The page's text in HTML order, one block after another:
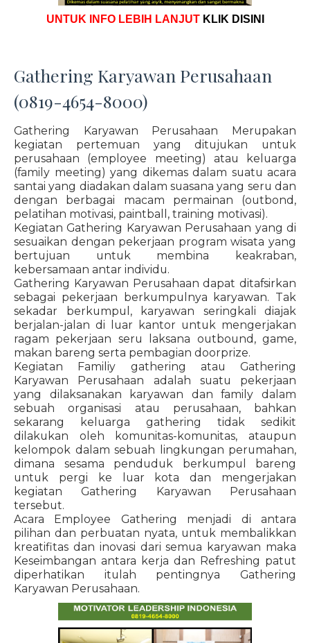
UNTUK INFO LEBIH LANJUT KLIK DISINI
Gathering Karyawan Perusahaan
(0819-4654-8000)
Gathering Karyawan Perusahaan Merupakan
kegiatan pertemuan yang ditujukan untuk
perusahaan (employee meeting) atau keluarga
(family meeting) yang dikemas dalam suatu acara
santai yang diadakan dalam suasana yang seru dan
dengan berbagai macam permainan (outbond,
pelatihan motivasi, paintball, training motivasi).
Kegiatan Gathering Karyawan Perusahaan yang di
sesuaikan dengan pekerjaan program wisata yang
bertujuan untuk membina keakraban,
kebersamaan antar individu.
Gathering Karyawan Perusahaan dapat ditafsirkan
sebagai pekerjaan berkumpulnya karyawan. Tak
sekadar berkumpul, karyawan seringkali diajak
berjalan-jalan di luar kantor untuk mengerjakan
ragam pekerjaan seru laksana outbound, game,
makan bareng serta pembagian doorprize.
Kegiatan Familiy gathering atau Gathering
Karyawan Perusahaan adalah suatu pekerjaan
yang dilaksanakan karyawan dan family dalam
sebuah organisasi atau perusahaan, bahkan
sekarang keluarga gathering tidak sedikit
dilakukan oleh komunitas-komunitas, ataupun
kelompok dalam sebuah lingkungan perumahan,
dimana sesama penduduk berkumpul bareng
untuk pergi ke luar kota dan mengerjakan
kegiatan Gathering Karyawan Perusahaan
tersebut.
Acara Employee Gathering menjadi di antara
pilihan dan perbuatan nyata, untuk membalikkan
kreatifitas dan inovasi dari semua karyawan maka
Keseimbangan antara kerja dan Refreshing patut
diperhatikan itulah pentingnya Gathering
Karyawan Perusahaan.